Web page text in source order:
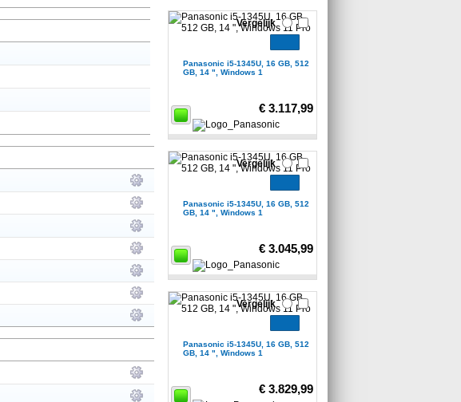
Panasonic i5-1345U, 16 GB, 512
GB, 14 ", Windows 1
€ 3.117,99
Vergelijk
Panasonic i5-1345U, 16 GB, 512
GB, 14 ", Windows 1
€ 3.045,99
Vergelijk
Panasonic i5-1345U, 16 GB, 512
GB, 14 ", Windows 1
€ 3.829,99
Vergelijk